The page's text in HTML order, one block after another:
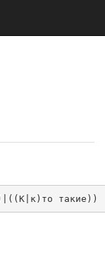
такие))